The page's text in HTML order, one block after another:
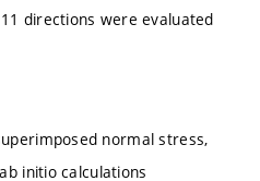
directions were evaluated
normal stress,
initio calculations